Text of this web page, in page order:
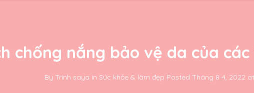
chống nắng bảo vệ da của
By Trinh saya in Sức khỏe & làm đẹp Posted Tháng 8 4, 2022